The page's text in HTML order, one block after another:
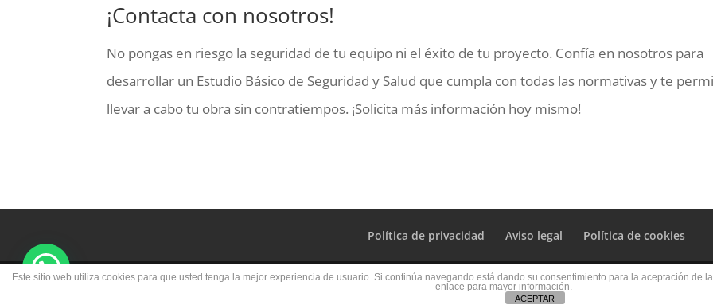
¡Contacta con nosotros!
No pongas en riesgo la seguridad de tu equipo ni el éxito de tu proyecto. Confía en nosotros para
desarrollar un Estudio Básico de Seguridad y Salud que cumpla con todas las normativas y te
llevar a cabo tu obra sin contratiempos. ¡Solicita más información hoy mismo!
Política de privacidad Aviso legal Política de cookies
© ARQUITECTO TÉCNICO 2020 | TODOS LOS DERECHOS
Este sitio web utiliza cookies para que usted tenga la mejor experiencia de usuario. Si continúa navegando está dando su consentimiento para la aceptación de
enlace para mayor información.
ACEPTAR